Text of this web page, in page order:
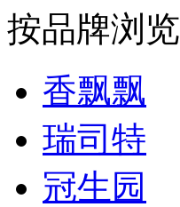
按品牌浏览
香飘飘
瑞司特
冠生园